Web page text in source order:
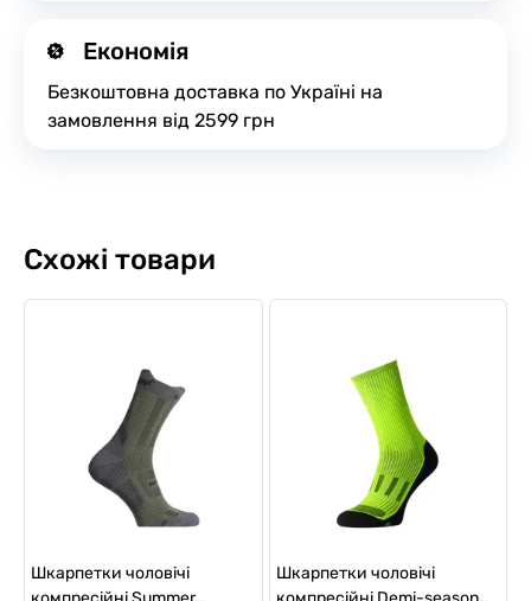
Економія
Безкоштовна доставка по Україні на
замовлення від 2599 грн
Схожі товари
Шкарпетки чоловічі
Шкарпетки чоловічі